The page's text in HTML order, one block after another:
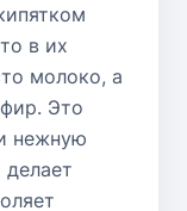
в их
молоко, а
Это
нежную
делает